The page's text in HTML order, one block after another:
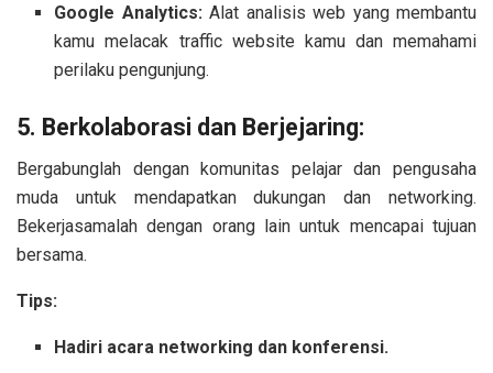
Google Analytics: Alat analisis web yang membantu
kamu melacak traffic website kamu dan memahami
perilaku pengunjung.
5. Berkolaborasi dan Berjejaring:
Bergabunglah dengan komunitas pelajar dan pengusaha
muda untuk mendapatkan dukungan dan networking.
Bekerjasamalah dengan orang lain untuk mencapai tujuan
bersama.
Tips:
Hadiri acara networking dan konferensi.